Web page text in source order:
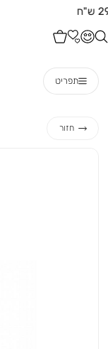
תפריט
חזור